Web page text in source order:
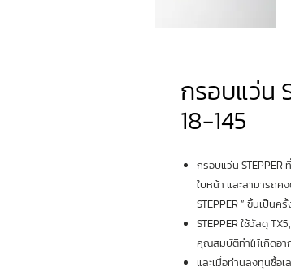
กรอบแว่น
18-145
กรอบแว่น
ใบหน้า และสามารถค
STEPPER ” ขึ้นเป็นค
STEPPER ใช้วัสดุ
คุณสมบัติทำให้เกิดอ
และเมื่อท่านลงทุนซื้อ